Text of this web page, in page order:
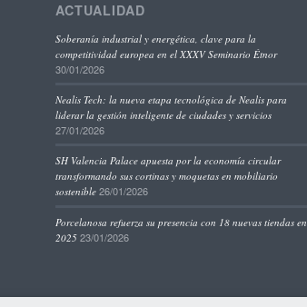
ACTUALIDAD
Soberanía industrial y energética, clave para la
competitividad europea en el XXXV Seminario Étnor
30/01/2026
Nealis Tech: la nueva etapa tecnológica de Nealis para
liderar la gestión inteligente de ciudades y servicios
27/01/2026
SH Valencia Palace apuesta por la economía circular
transformando sus cortinas y moquetas en mobiliario
sostenible 26/01/2026
Porcelanosa refuerza su presencia con 18 nuevas tiendas en
2025 23/01/2026